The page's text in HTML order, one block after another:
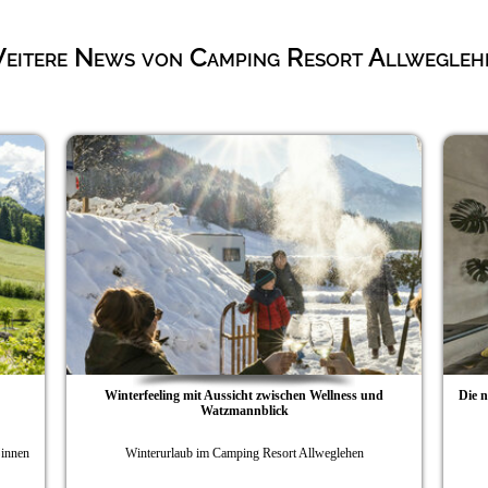
News von Camping Resort
Wellness und
Allweglehen
Die neue „Wellness Oim“ am Camping Resort
Entspannung mit Weitblick